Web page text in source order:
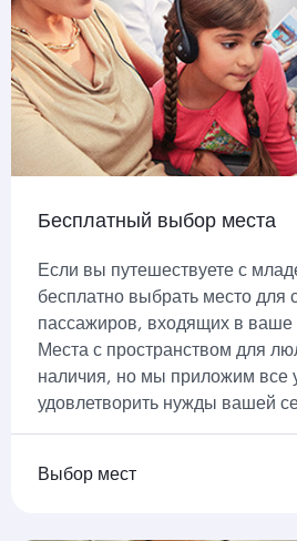
Бесплатный выбор места
Если вы путешествуете с
бесплатно выбрать место для
пассажиров, входящих в ваше
Места с пространством для
наличия, но мы приложим все
удовлетворить нужды вашей
Выбор мест